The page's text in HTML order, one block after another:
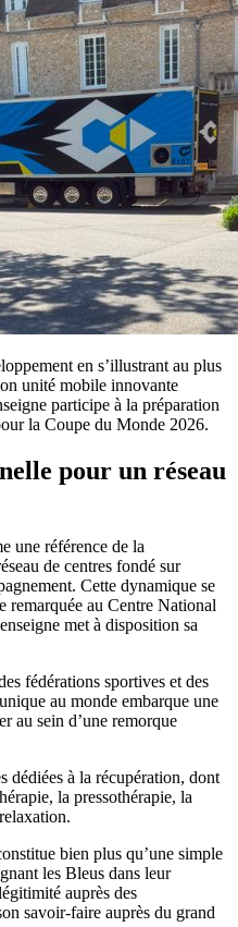
en s’illustrant au plus
unité mobile innovante
participe à la préparation
la Coupe du Monde 2026.
pour un réseau
une référence de la
de centres fondé sur
Cette dynamique se
remarquée au Centre National
met à disposition sa
fédérations sportives et des
au monde embarque une
au sein d’une remorque
dédiées à la récupération, dont
la pressothérapie, la
bien plus qu’une simple
les Bleus dans leur
auprès des
savoir-faire auprès du grand